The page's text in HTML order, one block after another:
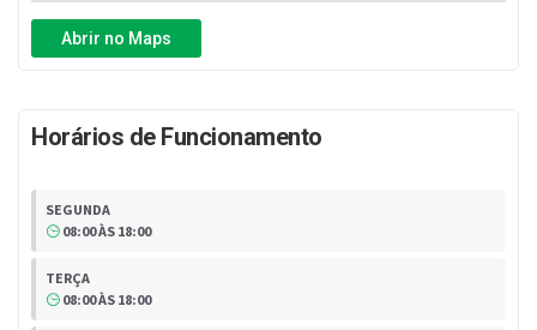
façam ecoar e perpetuar esse propósito.
Abrir no Maps
Horários de Funcionamento
SEGUNDA
08:00 ÀS 18:00
TERÇA
08:00 ÀS 18:00